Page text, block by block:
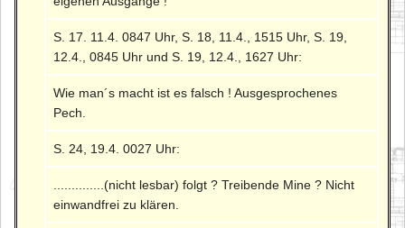
S. 17. 11.4. 0847 Uhr, S. 18, 11.4., 1515 Uhr, S. 19,
12.4., 0845 Uhr und S. 19, 12.4., 1627 Uhr:
Wie man´s macht ist es falsch ! Ausgesprochenes
Pech.
S. 24, 19.4. 0027 Uhr:
..............(nicht lesbar) folgt ? Treibende Mine ? Nicht
einwandfrei zu klären.